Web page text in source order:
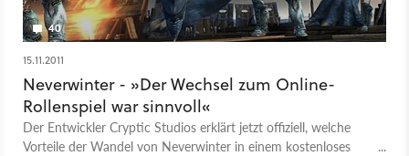
40
15.11.2011
Neverwinter - »Der Wechsel zum Online-
Rollenspiel war sinnvoll«
Der Entwickler Cryptic Studios erklärt jetzt offiziell, welche
Vorteile der Wandel von Neverwinter in einem kostenloses